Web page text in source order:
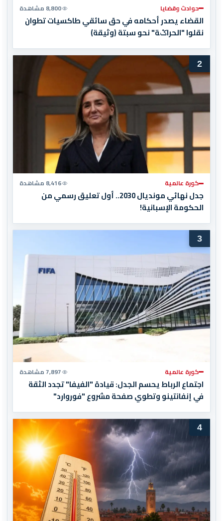
حوادث وقضايا 8,800 مشاهدة
القضاء يصدر أحكامه في حق سائقي طاكسيات تطوان
نقلوا "الحراݣة" نحو سبتة (وثيقة)
2
كورة عالمية 8,416 مشاهدة
جدل نهائي مونديال 2030.. أول تعليق رسمي من
الحكومة الإسبانية!
3
كورة عالمية 7,897 مشاهدة
اجتماع الرباط يحسم الجدل: قيادة "الفيفا" تجدد الثقة
في إنفانتينو وتطوي صفحة مشروع "فوروارد"
4